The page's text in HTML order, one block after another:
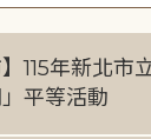
】115年新北
平等活動